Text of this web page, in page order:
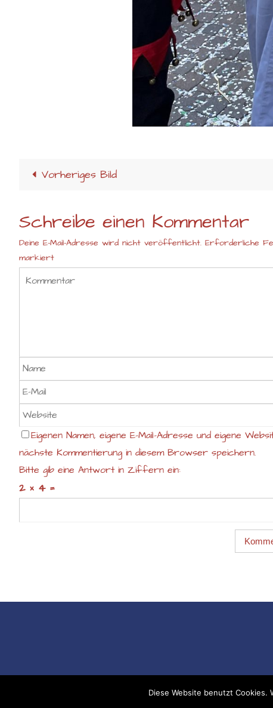
Vorheriges Bild
Schreibe einen Kommentar
Deine E-Mail-Adresse wird nicht veröffentlicht. Erforderliche
markiert
Eigenen Namen, eigene E-Mail-Adresse und eigene
nächste Kommentierung in diesem Browser speichern.
Bitte gib eine Antwort in Ziffern ein:
2 × 4 =
Diese Website benutzt Cookies.